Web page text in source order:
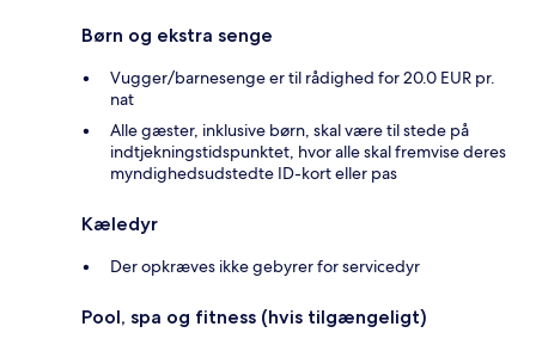
Børn og ekstra senge
Vugger/barnesenge er til rådighed for 20.0 EUR pr.
nat
Alle gæster, inklusive børn, skal være til stede på
indtjekningstidspunktet, hvor alle skal fremvise deres
myndighedsudstedte ID-kort eller pas
Kæledyr
Der opkræves ikke gebyrer for servicedyr
Pool, spa og fitness (hvis tilgængeligt)